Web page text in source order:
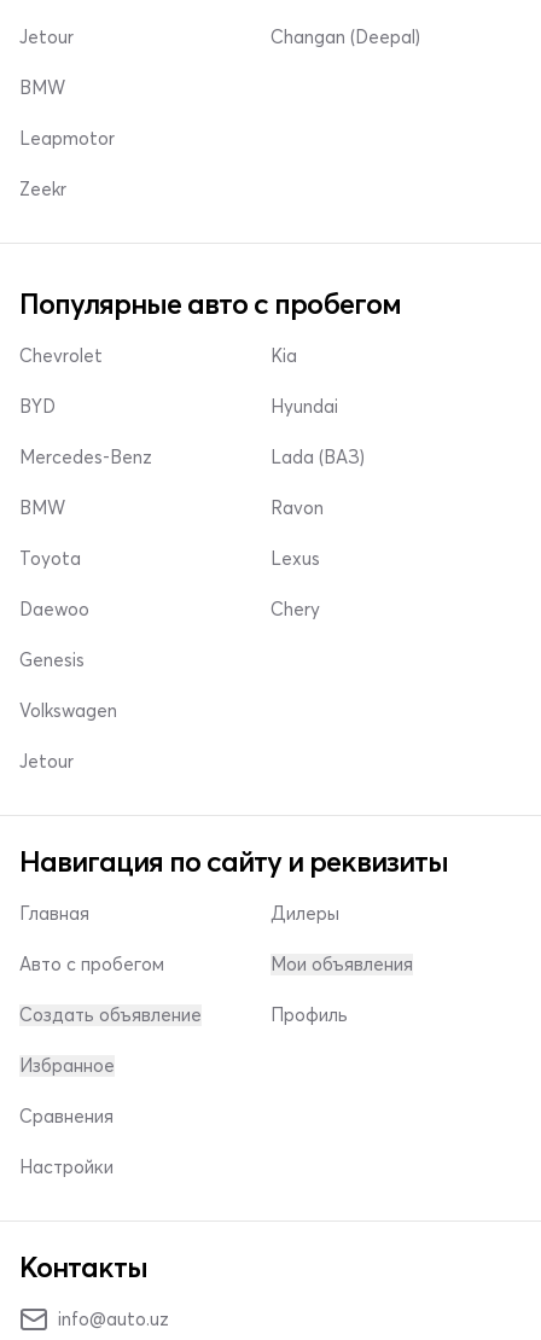
Jetour Changan (Deepal)
BMW
Leapmotor
Zeekr
Популярные авто с пробегом
Chevrolet
BYD
Mercedes-Benz
Kia
Hyundai
Lada (ВАЗ)
BMW
Toyota
Daewoo
Ravon
Lexus
Chery
Genesis
Volkswagen
Jetour
Навигация по сайту и реквизиты
Главная
Авто с пробегом
Создать объявление
Дилеры
Мои объявления
Профиль
Избранное
Сравнения
Настройки
Контакты
info@auto.uz